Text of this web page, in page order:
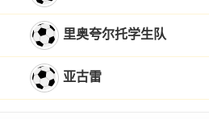
里奥夸尔托学生队
亚古雷